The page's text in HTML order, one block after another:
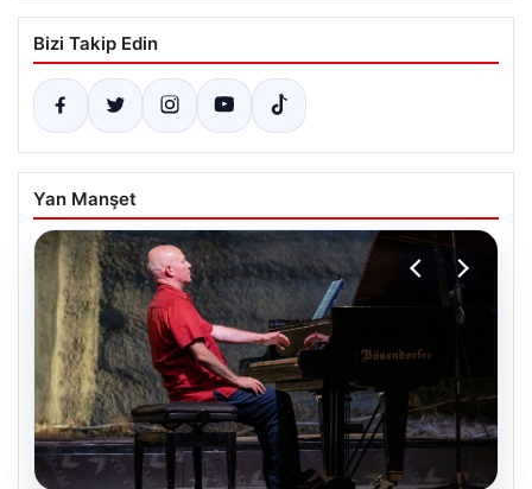
Bizi Takip Edin
Yan Manşet